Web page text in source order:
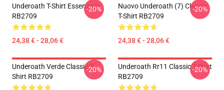
Underoath T-Shirt Essenziale
RB2709
24,38 € - 28,06 €
-20%
Nuovo Underoath (7) Classic
T-Shirt RB2709
24,38 € - 28,06 €
-20%
Underoath Verde Classic T-
Shirt RB2709
-20%
Underoath Rr11 Classic T-Shirt
RB2709
-20%